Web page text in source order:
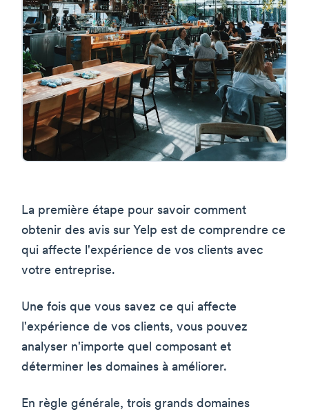
La première étape pour savoir comment
obtenir des avis sur Yelp est de comprendre ce
qui affecte l'expérience de vos clients avec
votre entreprise.
Une fois que vous savez ce qui affecte
l'expérience de vos clients, vous pouvez
analyser n'importe quel composant et
déterminer les domaines à améliorer.
En règle générale, trois grands domaines